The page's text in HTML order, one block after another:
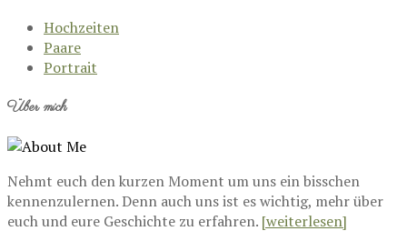
Hochzeiten
Paare
Portrait
Über mich
Nehmt euch den kurzen Moment um uns ein bisschen
kennenzulernen. Denn auch uns ist es wichtig, mehr über
euch und eure Geschichte zu erfahren. [weiterlesen]